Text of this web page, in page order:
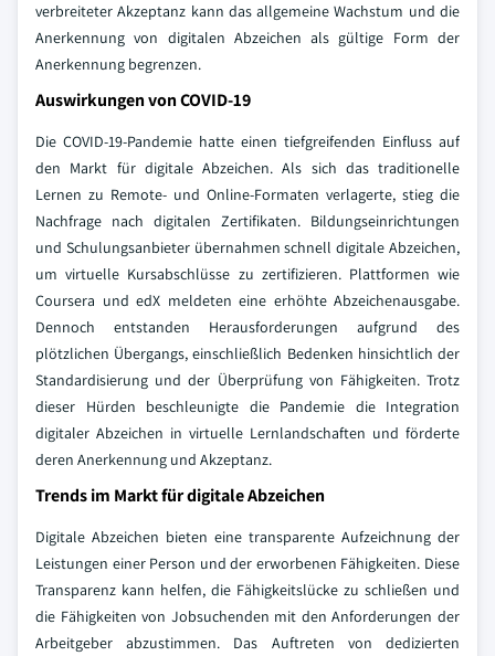
verbreiteter Akzeptanz kann das allgemeine Wachstum und die
Anerkennung von digitalen Abzeichen als gültige Form der
Anerkennung begrenzen.
Auswirkungen von COVID-19
Die COVID-19-Pandemie hatte einen tiefgreifenden Einfluss auf
den Markt für digitale Abzeichen. Als sich das traditionelle
Lernen zu Remote- und Online-Formaten verlagerte, stieg die
Nachfrage nach digitalen Zertifikaten. Bildungseinrichtungen
und Schulungsanbieter übernahmen schnell digitale Abzeichen,
um virtuelle Kursabschlüsse zu zertifizieren. Plattformen wie
Coursera und edX meldeten eine erhöhte Abzeichenausgabe.
Dennoch entstanden Herausforderungen aufgrund des
plötzlichen Übergangs, einschließlich Bedenken hinsichtlich der
Standardisierung und der Überprüfung von Fähigkeiten. Trotz
dieser Hürden beschleunigte die Pandemie die Integration
digitaler Abzeichen in virtuelle Lernlandschaften und förderte
deren Anerkennung und Akzeptanz.
Trends im Markt für digitale Abzeichen
Digitale Abzeichen bieten eine transparente Aufzeichnung der
Leistungen einer Person und der erworbenen Fähigkeiten. Diese
Transparenz kann helfen, die Fähigkeitslücke zu schließen und
die Fähigkeiten von Jobsuchenden mit den Anforderungen der
Arbeitgeber abzustimmen. Das Auftreten von dedizierten